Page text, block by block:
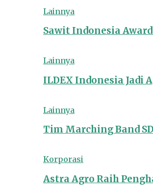
Lainnya
Sawit Indonesia
Lainnya
ILDEX Indonesia Jadi
Lainnya
Tim Marching Band
Korporasi
Astra Agro Raih